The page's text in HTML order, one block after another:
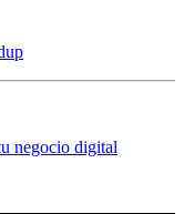
negocio digital